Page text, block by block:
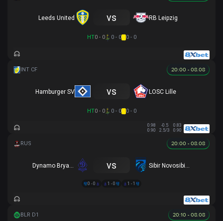
Leeds United vs RB Leipzig
HT0 - 0 0 - 0 0 - 0
20:00 - 08.08
Hamburger SV vs LOSC Lille
HT0 - 0 0 - 0 0 - 0
0.98 -0.5
0.83
0.90
2.5/3 0.90
20:00 - 08.08
vs
0 - 0 1 - 0 1 - 1
20:10 - 08.08